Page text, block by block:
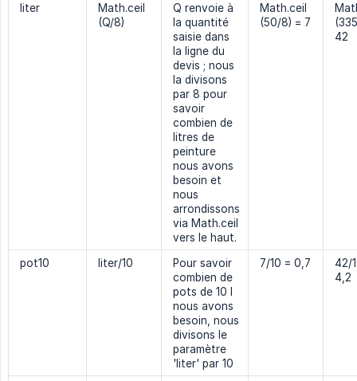
liter
Math.ceil
(Q/8)
Q renvoie à
la quantité
saisie dans
la ligne du
devis ; nous
la divisons
par 8 pour
savoir
combien de
litres de
peinture
nous avons
besoin et
nous
arrondissons
via Math.ceil
vers le haut.
Math.ceil
(50/8) = 7
42
pot10 liter/10
Pour savoir
combien de
pots de 10 l
nous avons
besoin, nous
divisons le
paramètre
'liter' par 10
7/10 = 0,7
42/
4,2